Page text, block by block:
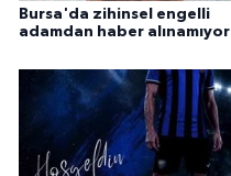
Bursa'da zihinsel engelli
adamdan haber alınamıyor
YEREL
Yerel Haberler